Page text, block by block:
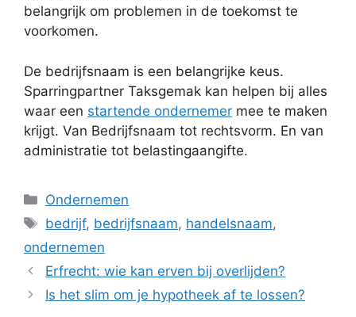
belangrijk om problemen in de toekomst te
voorkomen.
De bedrijfsnaam is een belangrijke keus.
Sparringpartner Taksgemak kan helpen bij alles
waar een startende ondernemer mee te maken
krijgt. Van Bedrijfsnaam tot rechtsvorm. En van
administratie tot belastingaangifte.
Categorieën
Ondernemen
Tags
bedrijf, bedrijfsnaam, handelsnaam,
ondernemen
Erfrecht: wie kan erven bij overlijden?
Is het slim om je hypotheek af te lossen?